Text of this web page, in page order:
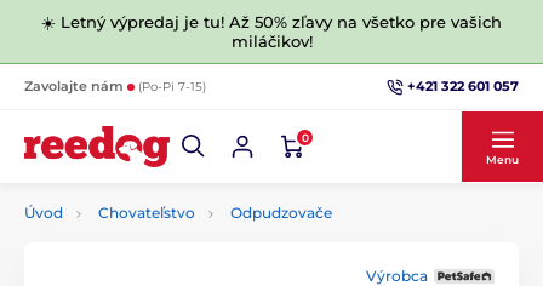
☀️ Letný výpredaj je tu! Až 50% zľavy na všetko pre vašich
miláčikov!
Zavolajte nám (Po-Pi 7-15) +421 322 601 057
0
Menu
Úvod Chovateľstvo Odpudzovače
Výrobca